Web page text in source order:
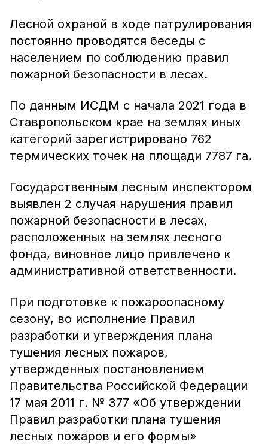
Лесной охраной в ходе патрулирования
постоянно проводятся беседы с
населением по соблюдению правил
пожарной безопасности в лесах.
По данным ИСДМ с начала 2021 года в
Ставропольском крае на землях иных
категорий зарегистрировано 762
термических точек на площади 7787 га.
Государственным лесным инспектором
выявлен 2 случая нарушения правил
пожарной безопасности в лесах,
расположенных на землях лесного
фонда, виновное лицо привлечено к
административной ответственности.
При подготовке к пожароопасному
сезону, во исполнение Правил
разработки и утверждения плана
тушения лесных пожаров,
утвержденных постановлением
Правительства Российской Федерации
17 мая 2011 г. № 377 «Об утверждении
Правил разработки плана тушения
лесных пожаров и его формы»